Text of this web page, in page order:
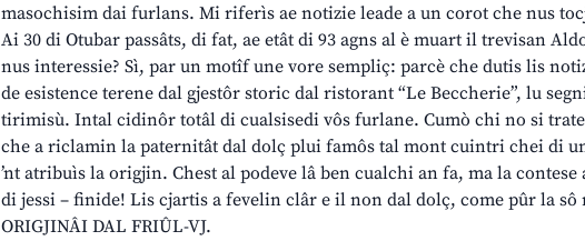
masochisim dai furlans. Mi riferìs ae notizie leade a un corot che nus
Ai 30 di Otubar passâts, di fat, ae etât di 93 agns al è muart il trevisan
nus interessie? Sì, par un motîf une vore sempliç: parcè che dutis lis
de esistence terene dal gjestôr storic dal ristorant “Le Beccherie”, lu
tirimisù. Intal cidinôr totâl di cualsisedi vôs furlane. Cumò chi no si
che a riclamin la paternitât dal dolç plui famôs tal mont cuintri chei di
’nt atribuìs la origjin. Chest al podeve lâ ben cualchi an fa, ma la contese
di jessi – finide! Lis cjartis a fevelin clâr e il non dal dolç, come pûr la sô
ORIGJINÂI DAL FRIÛL-VJ.